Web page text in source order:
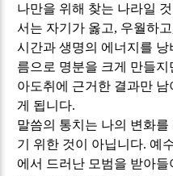
나만을 위해 찾는 나라일
서는 자기가 옳고, 우월하고
시간과 생명의 에너지를 낭
름으로 명분을 크게 만들
아도취에 근거한 결과만
게 됩니다.
말씀의 통치는 나의 변화를
기 위한 것이 아닙니다. 예
에서 드러난 모범을 받아